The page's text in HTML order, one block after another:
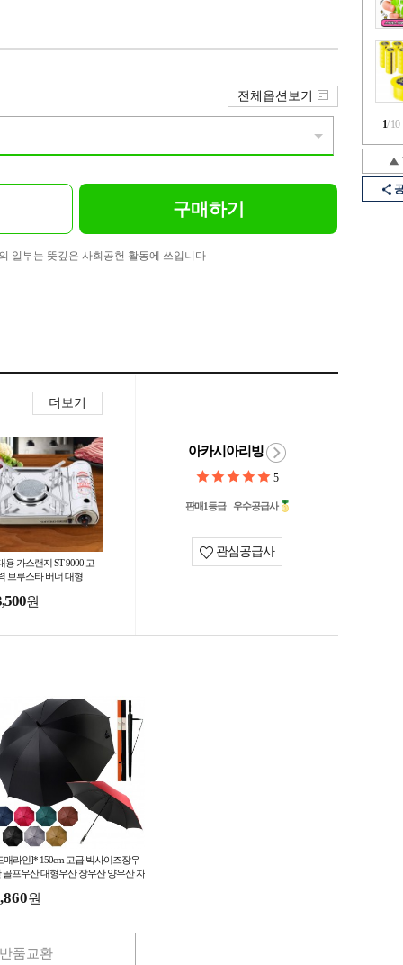
1/10
전체옵션보기
구매하기
일부는 뜻깊은 사회공헌 활동에 쓰입니다
더보기
용 가스랜지 ST-9000 고
브루스타 버너 대형
원
아카시아리빙
5
판매1등급 우수공급사
관심공급사
매라인]* 150cm 고급 빅사이즈장우
골프우산 대형우산 장우산 양우산 자
원
반품교환